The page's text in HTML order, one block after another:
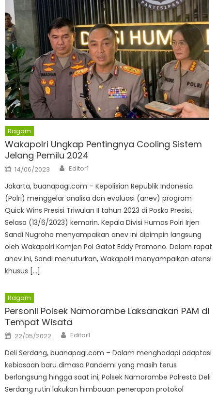
Ragam
Wakapolri Ungkap Pentingnya Cooling Sistem
Jelang Pemilu 2024
Posted
on
14/06/2023 Author
Editor1
Jakarta, buanapagi.com – Kepolisian Republik Indonesia
(Polri) menggelar analisa dan evaluasi (anev) program
Quick Wins Presisi Triwulan II tahun 2023 di Posko Presisi,
Selasa (13/6/2023) kemarin. Kepala Divisi Humas Polri Irjen
Sandi Nugroho menyampaikan anev ini dipimpin langsung
oleh Wakapolri Komjen Pol Gatot Eddy Pramono. Dalam rapat
anev ini, Sandi menuturkan, Wakapolri menyampaikan atensi
khusus […]
Ragam
Personil Polsek Namorambe Laksanakan PAM di
Tempat Wisata
Posted
on
22/05/2022 Author
Editor1
Deli Serdang, buanapagi.com – Dalam menghadapi adaptasi
kebiasaan baru dimasa Pandemi yang masih terus
berlangsung hingga saat ini, Polsek Namorambe Polresta Deli
Serdang rutin lakukan himbauan penerapan protokol